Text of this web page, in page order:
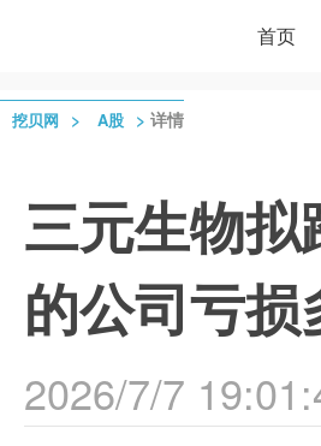
首页
挖贝网 > A股 > 详情
三元生物
的公司亏损
2026/7/7